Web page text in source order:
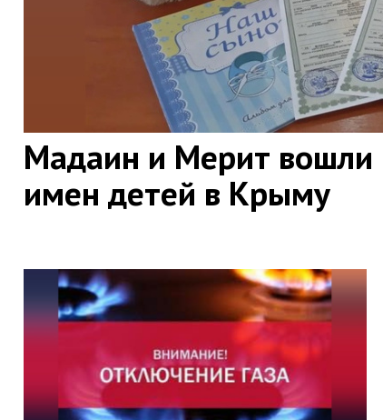
Мадаин и Мерит вошли
имен детей в Крыму